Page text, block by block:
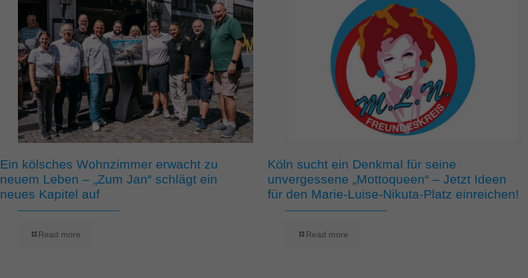
Ein kölsches Wohnzimmer erwacht zu
neuem Leben – „Zum Jan“ schlägt ein
neues Kapitel auf
Read more
Köln sucht ein Denkmal für seine
unvergessene „Mottoqueen“ – Jetzt Ideen
für den Marie-Luise-Nikuta-Platz einreichen!
Read more